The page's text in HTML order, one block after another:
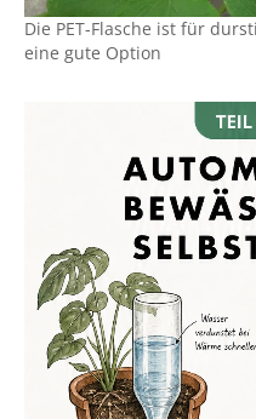
Die PET-Flasche ist für
eine gute Option